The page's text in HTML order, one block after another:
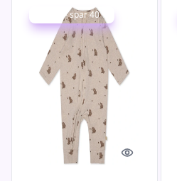
Udsalg - spar 40 %
Quick look